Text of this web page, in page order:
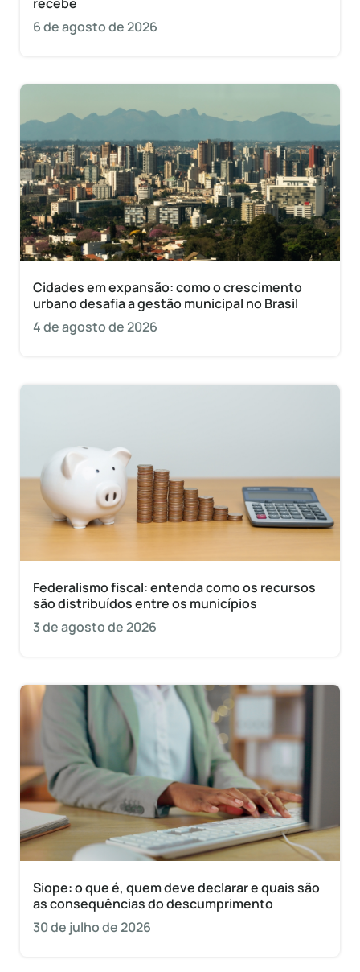
6 de agosto de 2026
Cidades em expansão: como o crescimento
urbano desafia a gestão municipal no Brasil
4 de agosto de 2026
Federalismo fiscal: entenda como os recursos
são distribuídos entre os municípios
3 de agosto de 2026
Siope: o que é, quem deve declarar e quais são
as consequências do descumprimento
30 de julho de 2026